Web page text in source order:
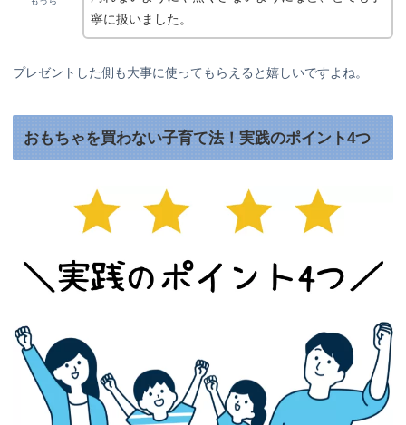
寧に扱いました。
プレゼントした側も大事に使ってもらえると嬉しいですよね。
おもちゃを買わない子育て法！実践のポイント4つ